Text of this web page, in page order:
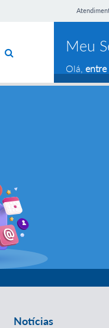
Meu
Olá, entre
Notícias